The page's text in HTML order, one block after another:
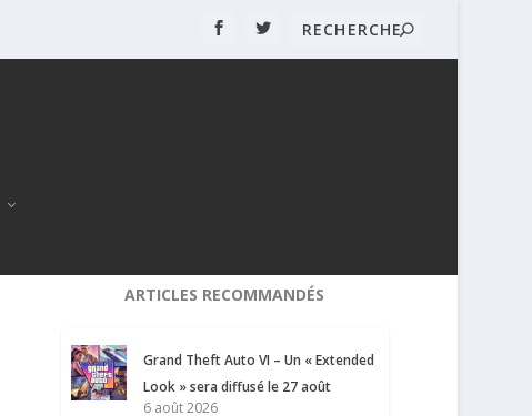
ARTICLES RECOMMANDÉS
Grand Theft Auto VI – Un « Extended
Look » sera diffusé le 27 août
6 août 2026